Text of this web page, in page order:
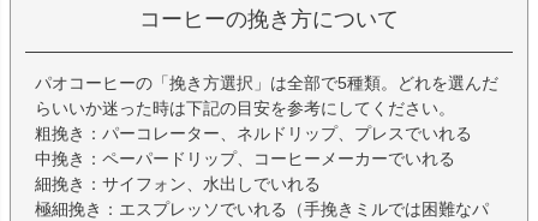
コーヒーの挽き方について
パオコーヒーの「挽き方選択」は全部で5種類。どれを選んだ
らいいか迷った時は下記の目安を参考にしてください。
粗挽き：パーコレーター、ネルドリップ、プレスでいれる
中挽き：ペーパードリップ、コーヒーメーカーでいれる
細挽き：サイフォン、水出しでいれる
極細挽き：エスプレッソでいれる（手挽きミルでは困難なパ